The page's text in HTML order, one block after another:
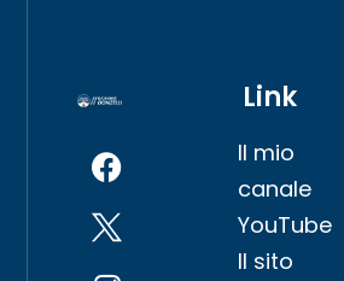
Link
Il mio
canale
YouTube
Il sito